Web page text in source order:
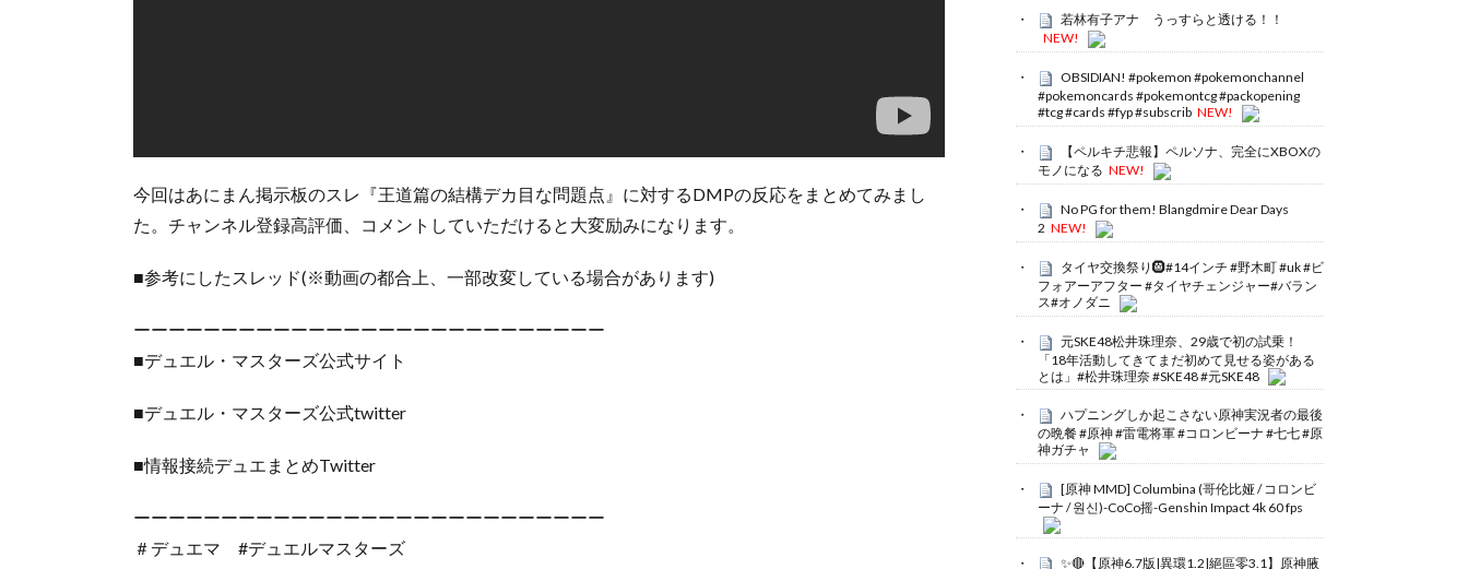
今回はあにまん掲示板のスレ『王道篇の結構デカ目な問題点』に対するDMPの反応をまとめてみまし
た。チャンネル登録高評価、コメントしていただけると大変励みになります。
■参考にしたスレッド(※動画の都合上、一部改変している場合があります)
ーーーーーーーーーーーーーーーーーーーーーーーーーーー
■デュエル・マスターズ公式サイト
■デュエル・マスターズ公式twitter
■情報接続デュエまとめTwitter
ーーーーーーーーーーーーーーーーーーーーーーーーーーー
＃デュエマ #デュエルマスターズ
若林有子アナ うっすらと透ける！！
NEW!
OBSIDIAN! #pokemon #pokemonchannel
#pokemoncards #pokemontcg #packopening
#tcg #cards #fyp #subscrib NEW!
【ペルキチ悲報】ペルソナ、完全にXBOXの
モノになる NEW!
No PG for them! Blangdmire Dear Days
2 NEW!
タイヤ交換祭り🛞#14インチ #野木町 #uk #ビ
フォアーアフター #タイヤチェンジャー#バラン
ス#オノダニ
元SKE48松井珠理奈、29歳で初の試乗！
「18年活動してきてまだ初めて見せる姿がある
とは」#松井珠理奈 #SKE48 #元SKE48
ハプニングしか起こさない原神実況者の最後
の晩餐 #原神 #雷電将軍 #コロンビーナ #七七 #原
神ガチャ
[原神 MMD] Columbina (哥伦比娅 / コロンビ
ーナ / 원신)-CoCo摇-Genshin Impact 4k 60 fps
✨🔴【原神6.7版|異環1.2|絕區零3.1】原神腋